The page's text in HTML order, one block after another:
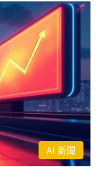
AI 新聞